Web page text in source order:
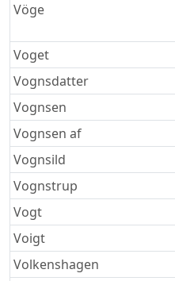
Vöge
Voget
Vognsdatter
Vognsen
Vognsen af
Vognsild
Vognstrup
Vogt
Voigt
Volkenshagen